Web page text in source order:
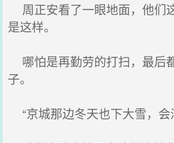
周正安看了一眼地面，他们
是这样。
哪怕是再勤劳的打扫，最后
子。
“京城那边冬天也下大雪，会